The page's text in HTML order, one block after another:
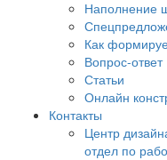
Наполнение
Как
Вопрос-ответ
Статьи
Онлайн
Контакты
Центр
отдел по